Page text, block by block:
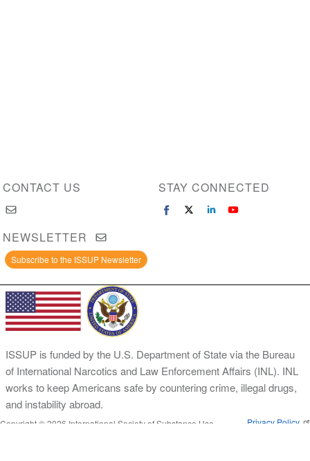
CONTACT US STAY CONNECTED
NEWSLETTER
Subscribe to the ISSUP Newsletter
ISSUP is funded by the U.S. Department of State via the Bureau
of International Narcotics and Law Enforcement Affairs (INL). INL
works to keep Americans safe by countering crime, illegal drugs,
and instability abroad.
Copyright © 2026 International Society of Substance Use
Privacy Policy